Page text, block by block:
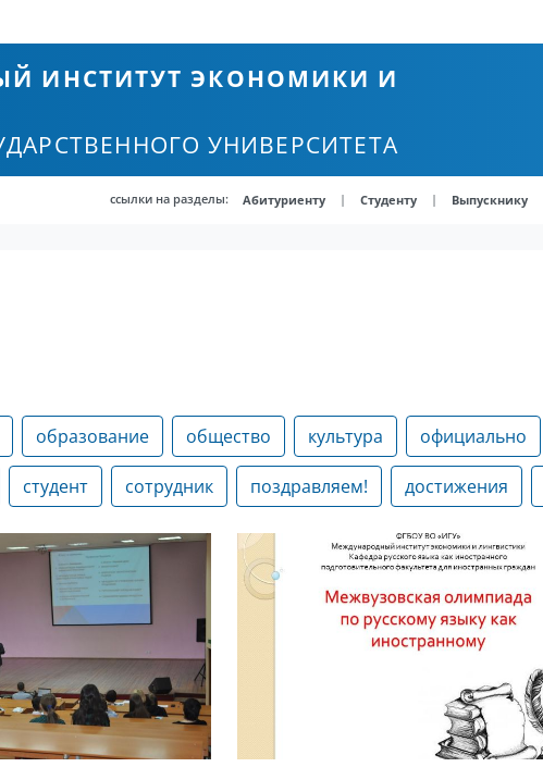
ИНСТИТУТ ЭКОНОМИКИ И
УНИВЕРСИТЕТА
ссылки на разделы: Абитуриенту | Студенту | Выпускнику
образование общество культура официально
студент сотрудник поздравляем! достижения